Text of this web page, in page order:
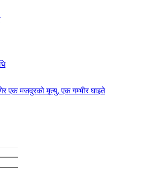
एक मजदुरको मृत्यु, एक गम्भीर घाइते